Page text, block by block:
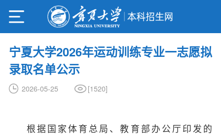
宁夏大学2026年运动训练专业一志愿拟
录取名单公示
2026-05-25 [1520]
根据国家体育总局、教育部办公厅印发的